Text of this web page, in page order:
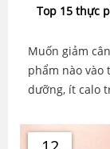
Top 15 thực
Muốn giảm
phẩm nào vào
dưỡng, ít calo